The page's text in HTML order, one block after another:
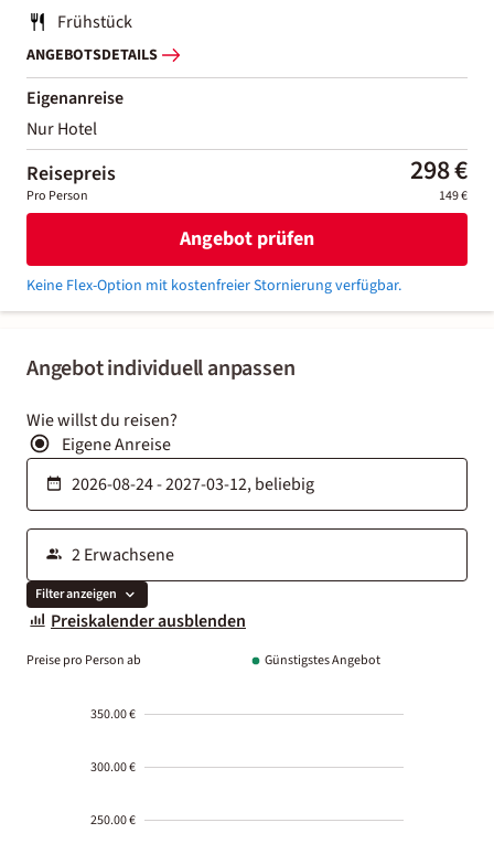
Angebot individuell anpassen
Wie willst du reisen?
Eigene Anreise
Filter anzeigen
Preiskalender ausblenden
Preise pro Person ab Günstigstes Angebot
350.00 €
300.00 €
250.00 €
Frühstück
ANGEBOTSDETAILS
Eigenanreise
Nur Hotel
Reisepreis 298 €
Pro Person 149 €
Angebot prüfen
Keine Flex-Option mit kostenfreier Stornierung verfügbar.